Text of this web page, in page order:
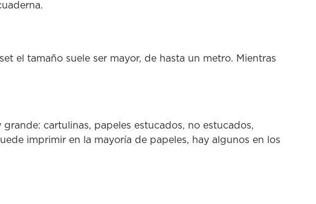
el tamaño suele ser mayor, de hasta un metro. Mientras
cartulinas, papeles estucados, no estucados,
imprimir en la mayoría de papeles, hay algunos en los